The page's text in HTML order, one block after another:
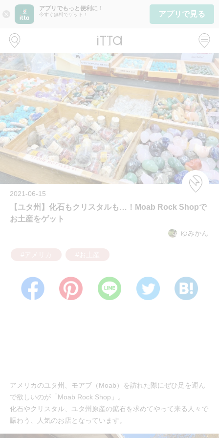
close
アプリでもっと便利に！
今すぐ無料でゲット！ アプリで見る
2021-06-15
【ユタ州】化石もクリスタルも…！Moab Rock Shopで
お土産をゲット
ゆみかん
アメリカのユタ州、モアブ（Moab）を訪れた際にぜひ足を運ん
で欲しいのが「Moab Rock Shop」。
化石やクリスタル、ユタ州原産の鉱石を求めてやって来る人々で
賑わう、人気のお店となっています。